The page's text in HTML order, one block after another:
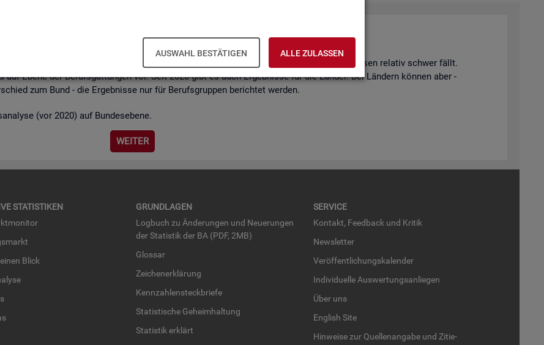
AUSWAHL BESTÄTIGEN ALLE ZULASSEN
(inkl. Da­ten­an­hang)
wel­chen Be­ru­fen die Be­set­zung von ge­mel­de­ten Stel­len auf­grund von Fach­kräf­te­eng­päs­sen re­la­tiv schwer fällt.
Ebene der Be­rufs­gat­tun­gen vor. Seit 2020 gibt es auch Er­geb­nis­se für die Län­der. Bei Län­dern kön­nen aber -
zum Bund - die Er­geb­nis­se nur für Be­rufs­grup­pen be­rich­tet wer­den.
(vor 2020) auf Bun­des­ebe­ne.
WEI­TER
STA­TIS­TI­KEN
Blick
GRUND­LA­GEN
Log­buch zu Än­de­run­gen und Neue­run­gen
der Sta­tis­tik der BA (PDF, 2MB)
Glos­sar
Zei­chen­er­klä­rung
Kenn­zah­len­steck­brie­fe
Sta­tis­ti­sche Ge­heim­hal­tung
Sta­tis­tik er­klärt
SER­VICE
Kon­takt, Feed­back und Kri­tik
News­let­ter
Ver­öf­fent­li­chungs­ka­len­der
In­di­vi­du­el­le Aus­wer­tungs­an­lie­gen
Über uns
English Site
Hin­wei­se zur Quel­len­an­ga­be und Zi­tie­